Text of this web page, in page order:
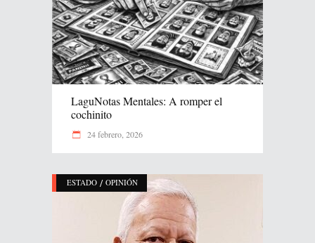
LaguNotas Mentales: A romper el
cochinito
24 febrero, 2026
ESTADO / OPINIÓN